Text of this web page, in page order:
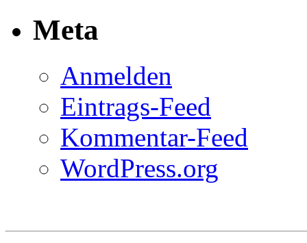
Meta
Anmelden
Eintrags-Feed
Kommentar-Feed
WordPress.org